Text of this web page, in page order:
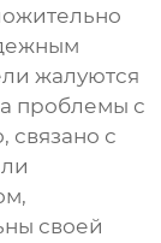
жалуются
проблемы с
связано с
своей